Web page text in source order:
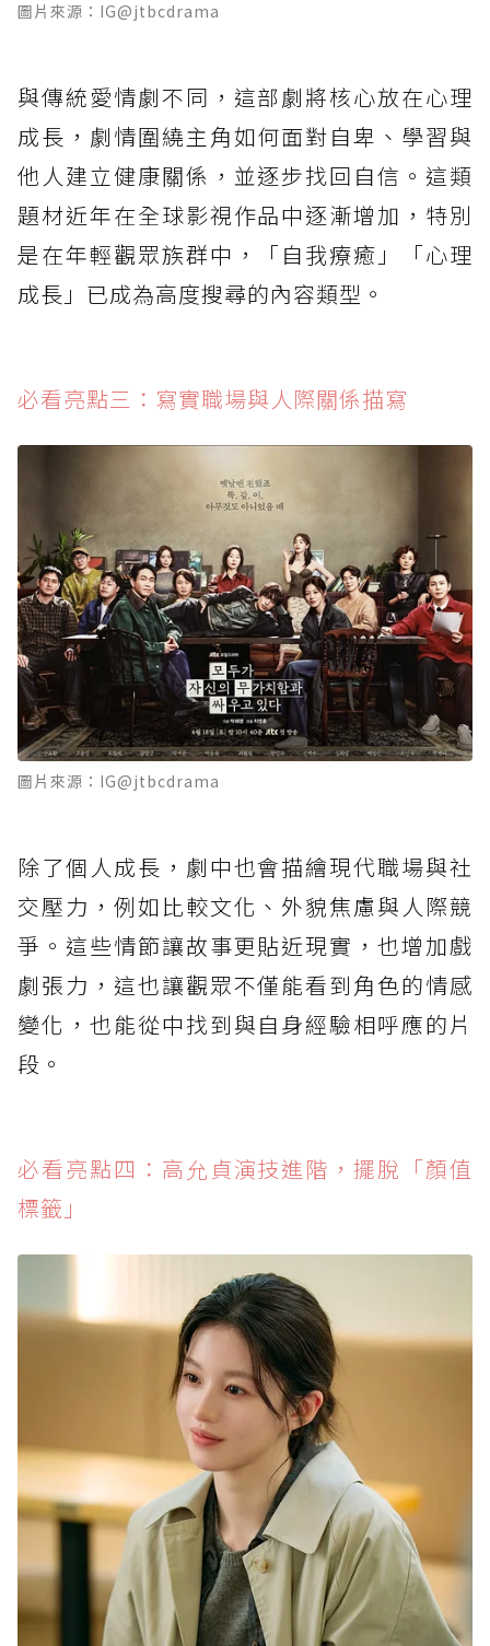
圖片來源：IG@jtbcdrama
與傳統愛情劇不同，這部劇將核心放在心理
成長，劇情圍繞主角如何面對自卑、學習與
他人建立健康關係，並逐步找回自信。這類
題材近年在全球影視作品中逐漸增加，特別
是在年輕觀眾族群中，「自我療癒」「心理
成長」已成為高度搜尋的內容類型。
必看亮點三：寫實職場與人際關係描寫
圖片來源：IG@jtbcdrama
除了個人成長，劇中也會描繪現代職場與社
交壓力，例如比較文化、外貌焦慮與人際競
爭。這些情節讓故事更貼近現實，也增加戲
劇張力，這也讓觀眾不僅能看到角色的情感
變化，也能從中找到與自身經驗相呼應的片
段。
必看亮點四：高允貞演技進階，擺脫「顏值
標籤」